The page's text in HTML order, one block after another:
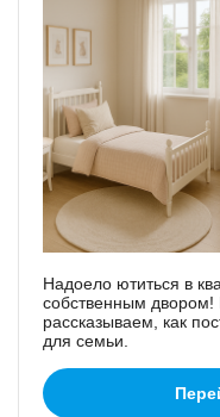
Надоело ютиться в
собственным
рассказываем, как
для семьи.